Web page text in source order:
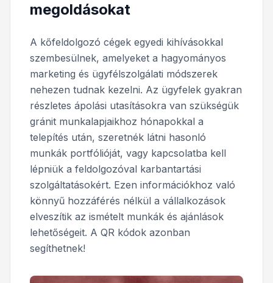
megoldásokat
A kőfeldolgozó cégek egyedi kihívásokkal
szembesülnek, amelyeket a hagyományos
marketing és ügyfélszolgálati módszerek
nehezen tudnak kezelni. Az ügyfelek gyakran
részletes ápolási utasításokra van szükségük
gránit munkalapjaikhoz hónapokkal a
telepítés után, szeretnék látni hasonló
munkák portfólióját, vagy kapcsolatba kell
lépniük a feldolgozóval karbantartási
szolgáltatásokért. Ezen információkhoz való
könnyű hozzáférés nélkül a vállalkozások
elveszítik az ismételt munkák és ajánlások
lehetőségeit. A QR kódok azonban
segíthetnek!